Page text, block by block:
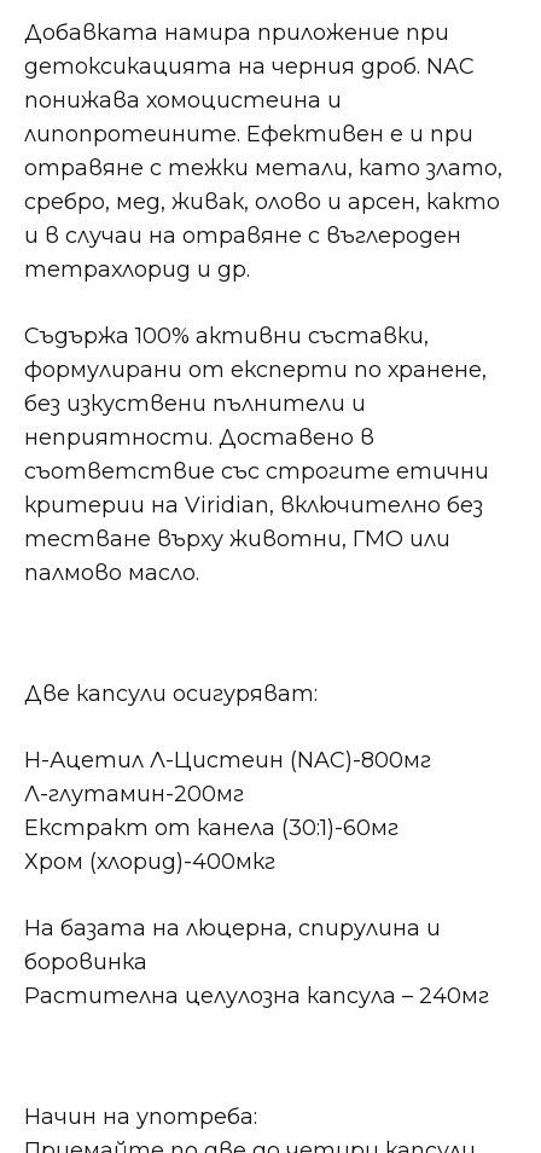
Добавката намира приложение при
детоксикацията на черния дроб. NAC
понижава хомоцистеина и
липопротеините. Ефективен е и при
отравяне с тежки метали, като злато,
сребро, мед, живак, олово и арсен, както
и в случаи на отравяне с въглероден
тетрахлорид и др.
Съдържа 100% активни съставки,
формулирани от експерти по хранене,
без изкуствени пълнители и
неприятности. Доставено в
съответствие със строгите етични
критерии на Viridian, включително без
тестване върху животни, ГМО или
палмово масло.
Две капсули осигуряват:
Н-Ацетил Л-Цистеин (NAC)-800мг
Л-глутамин-200мг
Екстракт от канела (30:1)-60мг
Хром (хлорид)-400мкг
На базата на люцерна, спирулина и
боровинка
Растителна целулозна капсула – 240мг
Начин на употреба: